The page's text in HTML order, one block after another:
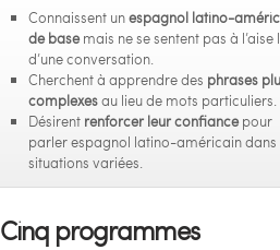
Connaissent unespagnol latino-
de basemais ne se sentent pas à l’aise
d’une conversation.
Cherchent à apprendre des phrases
complexesau lieu de mots particuliers.
Désirent renforcer leur confiancepour
parler espagnol latino-américain dans
situations variées.
Cinq programmes